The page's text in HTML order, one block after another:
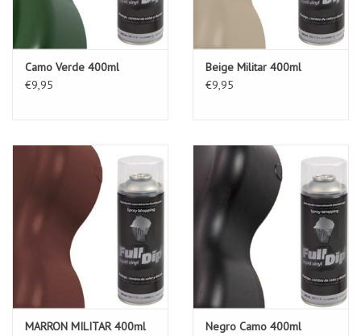
Camo Verde 400ml
€9,95
Beige Militar 400ml
€9,95
MARRON MILITAR 400ml
Negro Camo 400ml